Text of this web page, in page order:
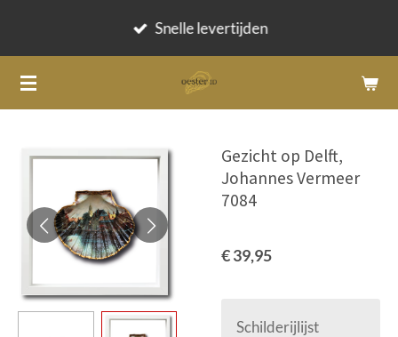
de
Snelle levertijden
Gezicht op Delft,
Johannes Vermeer
7084
€ 39,95
Schilderijlijst